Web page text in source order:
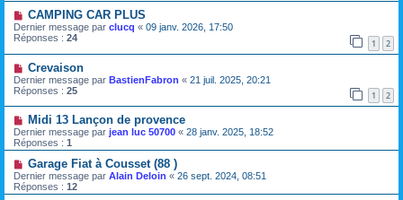
CAMPING CAR PLUS
Dernier message par clucq « 09 janv. 2026, 17:50
Réponses : 24 1 2
Crevaison
Dernier message par BastienFabron « 21 juil. 2025, 20:21
Réponses : 25 1 2
Midi 13 Lançon de provence
Dernier message par jean luc 50700 « 28 janv. 2025, 18:52
Réponses : 1
Garage Fiat à Cousset (88 )
Dernier message par Alain Deloin « 26 sept. 2024, 08:51
Réponses : 12